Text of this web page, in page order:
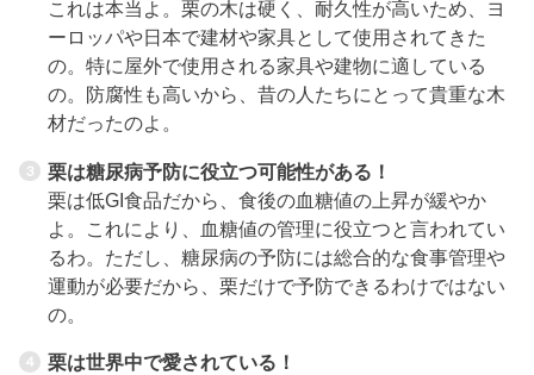
これは本当よ。栗の木は硬く、耐久性が高いため、ヨ
ーロッパや日本で建材や家具として使用されてきた
の。特に屋外で使用される家具や建物に適している
の。防腐性も高いから、昔の人たちにとって貴重な木
材だったのよ。
栗は糖尿病予防に役立つ可能性がある！
栗は低GI食品だから、食後の血糖値の上昇が緩やか
よ。これにより、血糖値の管理に役立つと言われてい
るわ。ただし、糖尿病の予防には総合的な食事管理や
運動が必要だから、栗だけで予防できるわけではない
の。
栗は世界中で愛されている！